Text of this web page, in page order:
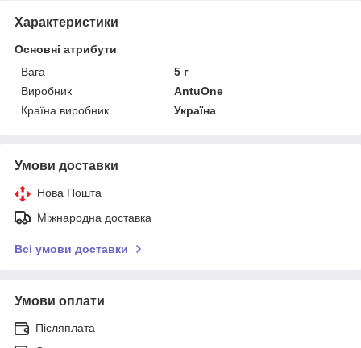
Характеристики
Основні атрибути
Вага
5 г
Виробник
AntuOne
Країна виробник
Україна
Умови доставки
Нова Пошта
Міжнародна доставка
Всі умови доставки
Умови оплати
Післяплата